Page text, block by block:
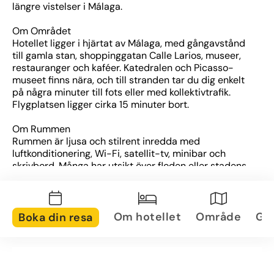
längre vistelser i Málaga.
Om Området
Hotellet ligger i hjärtat av Málaga, med gångavstånd
till gamla stan, shoppinggatan Calle Larios, museer,
restauranger och kaféer. Katedralen och Picasso-
museet finns nära, och till stranden tar du dig enkelt
på några minuter till fots eller med kollektivtrafik.
Flygplatsen ligger cirka 15 minuter bort.
Om Rummen
Rummen är ljusa och stilrent inredda med
luftkonditionering, Wi-Fi, satellit-tv, minibar och
skrivbord. Många har utsikt över floden eller stadens
och sviter med separat vardagsrum.
Övrig information
Hotellet erbjuder en restaurang med lokala och
Boka din resa Om hotellet Område